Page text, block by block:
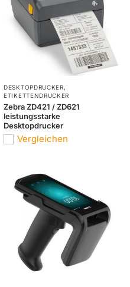
DESKTOPDRUCKER,
ETIKETTENDRUCKER
Zebra ZD421 / ZD621
leistungsstarke
Desktopdrucker
Vergleichen